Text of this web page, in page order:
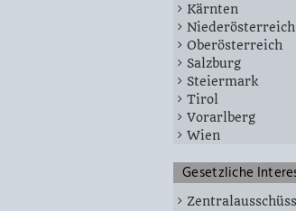
Kärnten
Niederösterreich
Oberösterreich
Salzburg
Steiermark
Tirol
Vorarlberg
Wien
Gesetzliche